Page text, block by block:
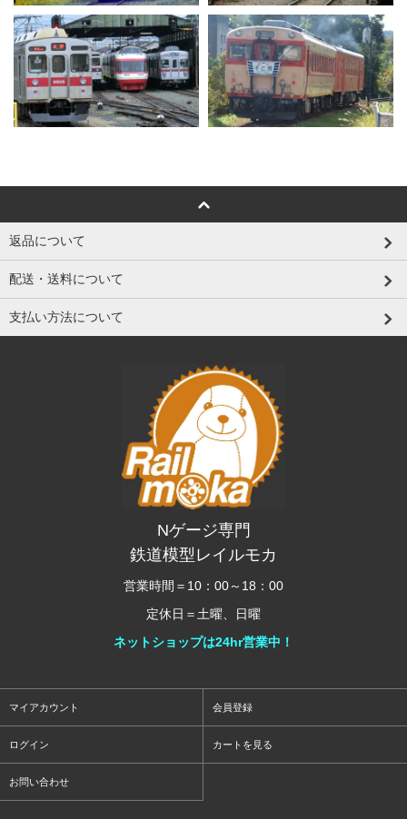
返品について
配送・送料について
支払い方法について
Nゲージ専門
鉄道模型レイルモカ
営業時間＝10：00～18：00
定休日＝土曜、日曜
ネットショップは24hr営業中！
マイアカウント 会員登録
ログイン カートを見る
お問い合わせ